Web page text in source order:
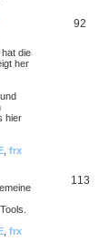
die
her
hier
frx
92
frx
113